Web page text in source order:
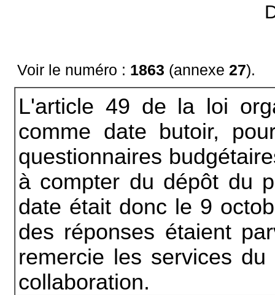
Voir le numéro : 1863 (annexe 27).
L'article 49 de la loi
comme date butoir,
questionnaires
à compter du dépôt du
date était donc le 9
des réponses étaient
remercie les services
collaboration.